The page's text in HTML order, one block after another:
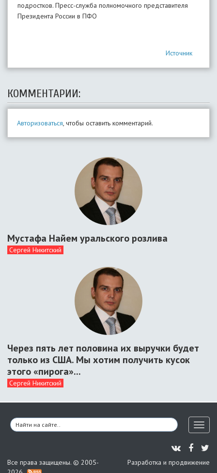
подростков. Пресс-служба полномочного представителя
Президента России в ПФО
Источник
КОММЕНТАРИИ:
Авторизоваться, чтобы оставить комментарий.
Мустафа Найем уральского розлива
Сергей Никитский
Через пять лет половина их выручки будет
только из США. Мы хотим получить кусок
этого «пирога»...
Сергей Никитский
Все права защищены. © 2005-
Разработка и продвижение